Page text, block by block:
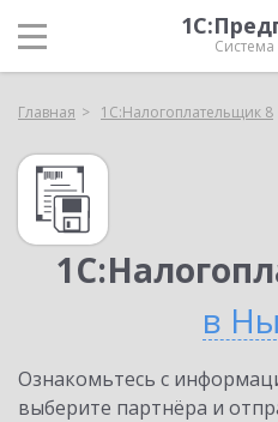
Главная 1С:Налогоплательщик 8
в
Ознакомьтесь с
выберите партнёра и